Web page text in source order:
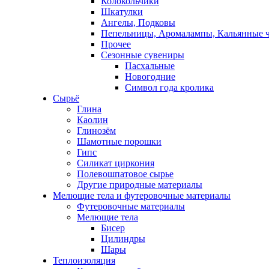
Шкатулки
Ангелы, Подковы
Пепельницы, Аромалампы, Кальянные
Прочее
Сезонные сувениры
Пасхальные
Новогодние
Символ года кролика
Сырьё
Глина
Каолин
Глинозём
Шамотные порошки
Гипс
Силикат циркония
Полевошпатовое сырье
Другие природные материалы
Мелющие тела и футеровочные материалы
Футеровочные материалы
Мелющие тела
Бисер
Цилиндры
Шары
Теплоизоляция